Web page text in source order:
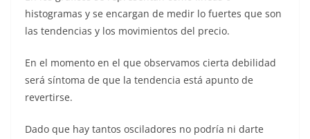
histogramas y se encargan de medir lo fuertes que son
las tendencias y los movimientos del precio.
En el momento en el que observamos cierta debilidad
será síntoma de que la tendencia está apunto de
revertirse.
Dado que hay tantos osciladores no podría ni darte